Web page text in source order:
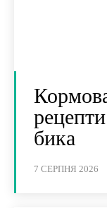
бика
7 СЕРПНЯ 2026